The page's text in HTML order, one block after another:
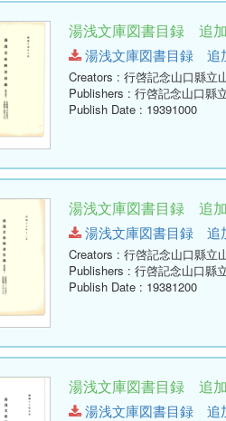
湯浅文庫図書目録 追
湯浅文庫図書目録 追
Creators : 行啓記念山口縣立
Publishers : 行啓記念山口縣
Publish Date : 19391000
湯浅文庫図書目録 追
湯浅文庫図書目録 追
Creators : 行啓記念山口縣立
Publishers : 行啓記念山口縣
Publish Date : 19381200
湯浅文庫図書目録 追
湯浅文庫図書目録 追